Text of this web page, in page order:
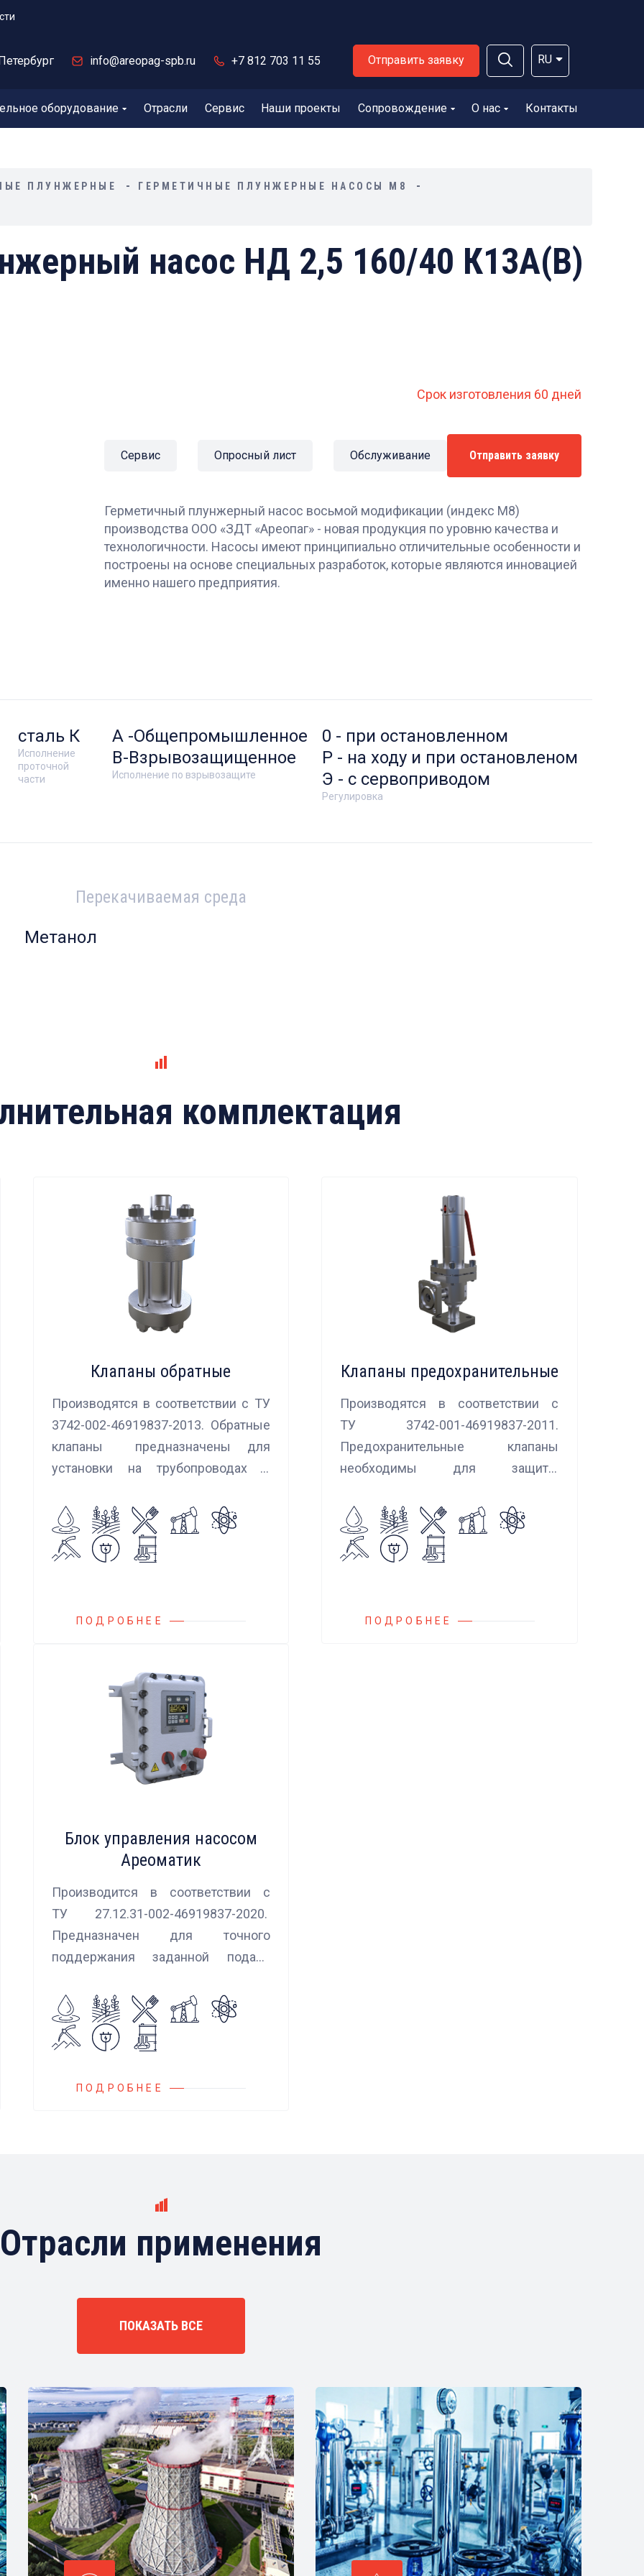
info@areopag-spb.ru +7 812 703 11 55 Отправить заявку RU
оборудование Отрасли Сервис Наши проекты Сопровождение О нас Контакты
ПЛУНЖЕРНЫЕ ГЕРМЕТИЧНЫЕ ПЛУНЖЕРНЫЕ НАСОСЫ М8
насос НД 2,5 160/40 К13А(В)
Срок изготовления 60 дней
Сервис Опросный лист Обслуживание Отправить заявку
Герметичный плунжерный насос восьмой модификации (индекс М8)
производства ООО «ЗДТ «Ареопаг» - новая продукция по уровню качества и
технологичности. Насосы имеют принципиально отличительные особенности и
построены на основе специальных разработок, которые являются инновацией
именно нашего предприятия.
Исполнение
проточной
части
сталь К
Исполнение по взрывозащите
А -Общепромышленное
В-Взрывозащищенное
Регулировка
0 - при остановленном
Р - на ходу и при остановленом
Э - с сервоприводом
Перекачиваемая среда
Метанол
комплектация
Клапаны обратные
Производятся в соответствии с ТУ
3742-002-46919837-2013. Обратные
клапаны предназначены для
установки на трубопроводах с
потока нейтральных и агрессивных
жидкостей, эмульсий, суспензий и
пропуска их в прямом
ПОДРОБНЕЕ
Клапаны предохранительные
Производятся в соответствии с
ТУ 3742-001-46919837-2011.
Предохранительные клапаны
необходимы для защиты
случаях аварийного повышения
давления, путем сброса среды в
систему низкого давления.
ПОДРОБНЕЕ
Блок управления насосом
Ареоматик
Производится в соответствии с
ТУ 27.12.31-002-46919837-2020.
Предназначен для точного
поддержания заданной подачи
встроенных алгоритмов
управления.
Блок управления Ареоматик
российских и иностранных
ПОДРОБНЕЕ
Отрасли применения
ПОКАЗАТЬ ВСЕ